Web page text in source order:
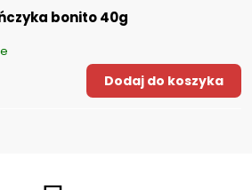
bonito 40g
Dodaj do koszyka